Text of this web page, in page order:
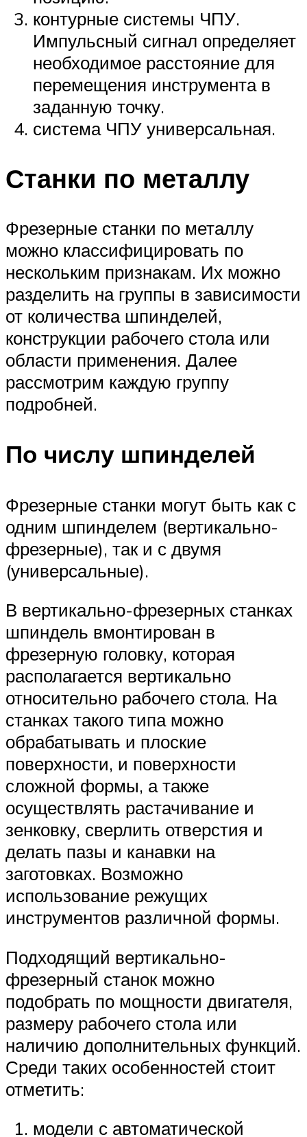
контурные системы ЧПУ.
Импульсный сигнал определяет
необходимое расстояние для
перемещения инструмента в
заданную точку.
система ЧПУ универсальная.
Станки по металлу
Фрезерные станки по металлу
можно классифицировать по
нескольким признакам. Их можно
разделить на группы в зависимости
от количества шпинделей,
конструкции рабочего стола или
области применения. Далее
рассмотрим каждую группу
подробней.
По числу шпинделей
Фрезерные станки могут быть как с
одним шпинделем (вертикально-
фрезерные), так и с двумя
(универсальные).
В вертикально-фрезерных станках
шпиндель вмонтирован в
фрезерную головку, которая
располагается вертикально
относительно рабочего стола. На
станках такого типа можно
обрабатывать и плоские
поверхности, и поверхности
сложной формы, а также
осуществлять растачивание и
зенковку, сверлить отверстия и
делать пазы и канавки на
заготовках. Возможно
использование режущих
инструментов различной формы.
Подходящий вертикально-
фрезерный станок можно
подобрать по мощности двигателя,
размеру рабочего стола или
наличию дополнительных функций.
Среди таких особенностей стоит
отметить:
модели с автоматической